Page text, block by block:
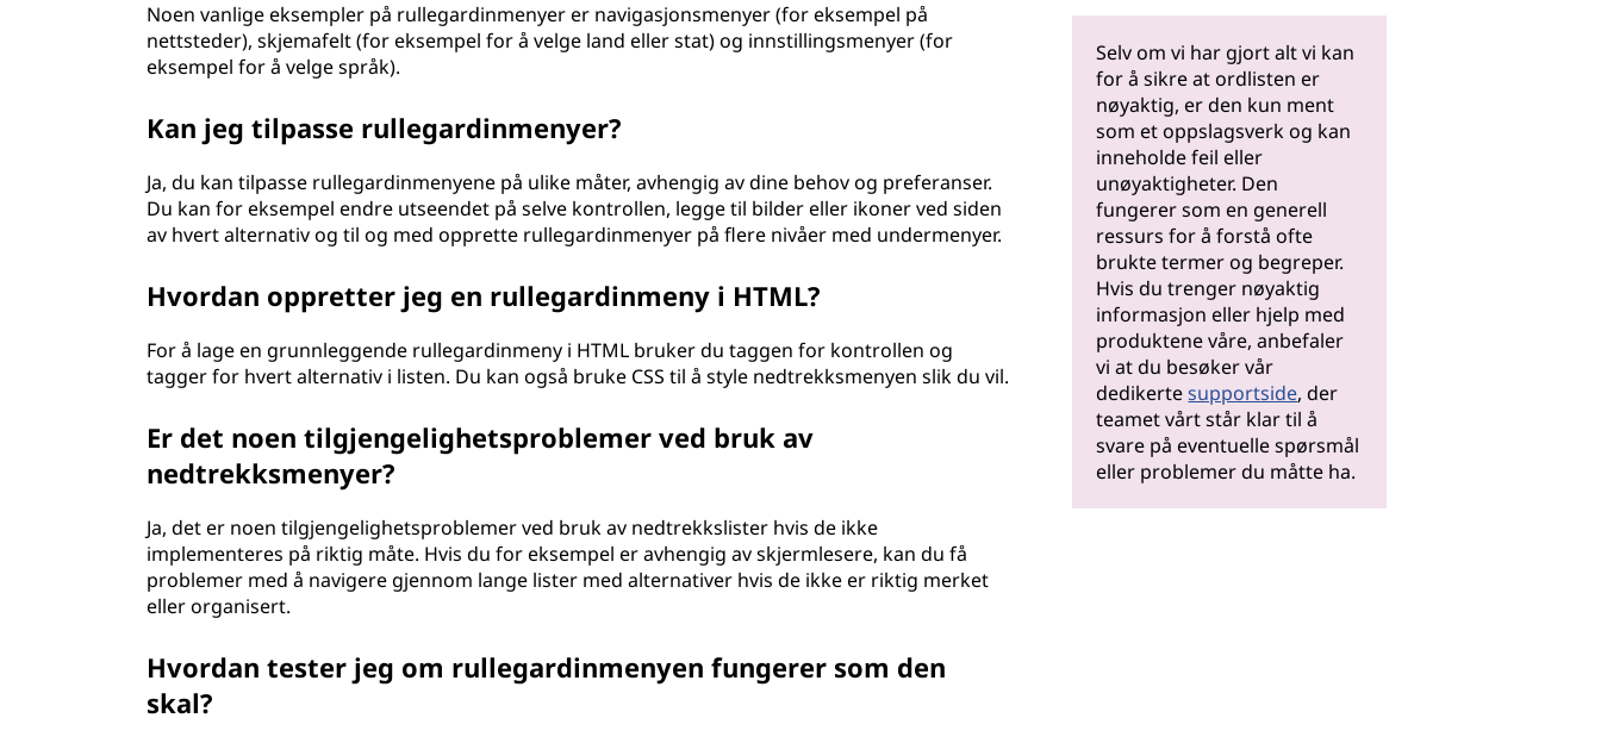
Noen vanlige eksempler på rullegardinmenyer er navigasjonsmenyer (for eksempel på
nettsteder), skjemafelt (for eksempel for å velge land eller stat) og innstillingsmenyer (for
eksempel for å velge språk).
Kan jeg tilpasse rullegardinmenyer?
Ja, du kan tilpasse rullegardinmenyene på ulike måter, avhengig av dine behov og preferanser.
Du kan for eksempel endre utseendet på selve kontrollen, legge til bilder eller ikoner ved siden
av hvert alternativ og til og med opprette rullegardinmenyer på flere nivåer med undermenyer.
Hvordan oppretter jeg en rullegardinmeny i HTML?
For å lage en grunnleggende rullegardinmeny i HTML bruker du taggen for kontrollen og
tagger for hvert alternativ i listen. Du kan også bruke CSS til å style nedtrekksmenyen slik du vil.
Er det noen tilgjengelighetsproblemer ved bruk av
nedtrekksmenyer?
Ja, det er noen tilgjengelighetsproblemer ved bruk av nedtrekkslister hvis de ikke
implementeres på riktig måte. Hvis du for eksempel er avhengig av skjermlesere, kan du få
problemer med å navigere gjennom lange lister med alternativer hvis de ikke er riktig merket
eller organisert.
Hvordan tester jeg om rullegardinmenyen fungerer som den
skal?
Selv om vi har gjort alt vi kan
for å sikre at ordlisten er
nøyaktig, er den kun ment
som et oppslagsverk og kan
inneholde feil eller
unøyaktigheter. Den
fungerer som en generell
ressurs for å forstå ofte
brukte termer og begreper.
Hvis du trenger nøyaktig
informasjon eller hjelp med
produktene våre, anbefaler
vi at du besøker vår
dedikertesupportside, der
teamet vårt står klar til å
svare på eventuelle spørsmål
eller problemer du måtte ha.